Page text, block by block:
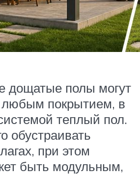
дощатые полы могут
любым покрытием, в
теплый пол.
обустраивать
при этом
быть модульным,